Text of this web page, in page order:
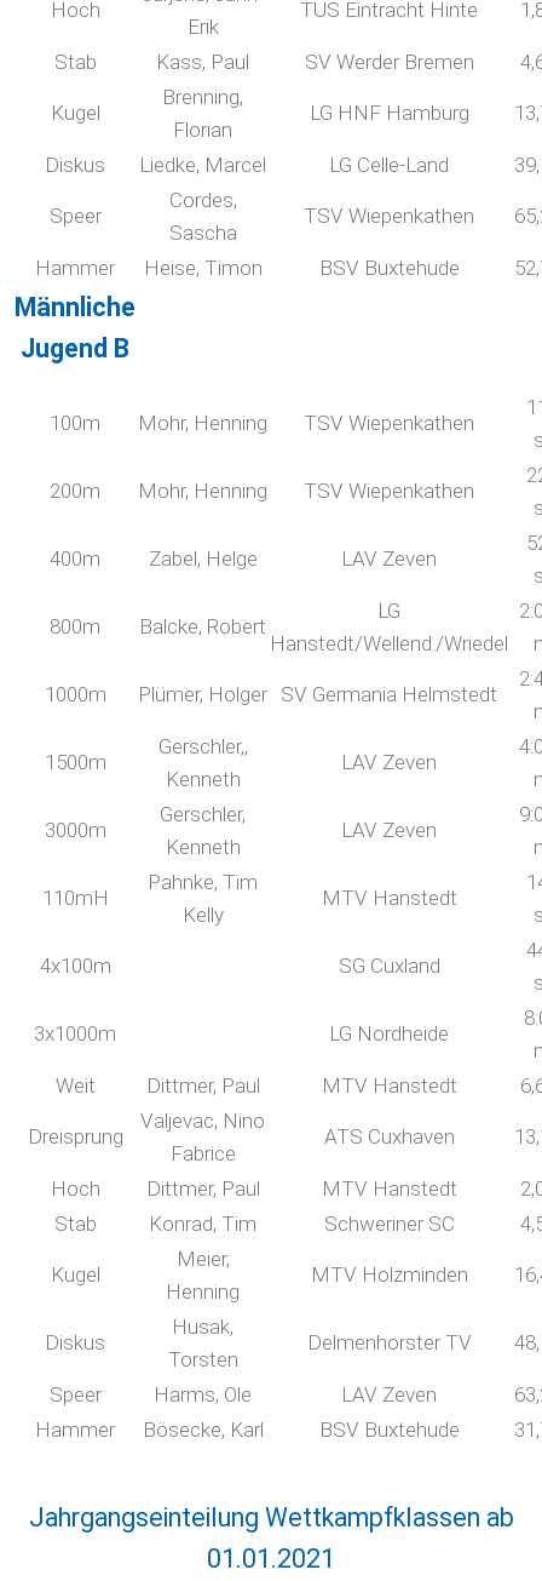
Hoch
Erik
TUS Eintracht Hinte
Stab Kass, Paul SV Werder Bremen
Kugel
Brenning,
Florian
LG HNF Hamburg
Diskus Liedke, Marcel LG Celle-Land
Speer
Cordes,
Sascha
TSV Wiepenkathen
Hammer Heise, Timon BSV Buxtehude
Männliche
Jugend B
100m Mohr, Henning TSV Wiepenkathen
200m Mohr, Henning TSV Wiepenkathen
400m Zabel, Helge LAV Zeven
800m Balcke, Robert
LG
Hanstedt/Wellend./Wriedel
1000m Plümer, Holger SV Germania Helmstedt
1500m
Gerschler,,
Kenneth
LAV Zeven
3000m
Gerschler,
Kenneth
LAV Zeven
110mH
Pahnke, Tim
Kelly
MTV Hanstedt
4x100m SG Cuxland
3x1000m LG Nordheide
Weit
Dittmer, Paul MTV Hanstedt
Dreisprung
Valjevac, Nino
Fabrice
ATS Cuxhaven
Hoch Dittmer, Paul MTV Hanstedt
Stab
Konrad, Tim Schweriner SC
Kugel
Meier,
Henning
MTV Holzminden
Diskus
Husak,
Torsten
Delmenhorster TV
Speer Harms, Ole LAV Zeven
Hammer
Bösecke, Karl BSV Buxtehude
Jahrgangseinteilung Wettkampfklassen ab
01.01.2021